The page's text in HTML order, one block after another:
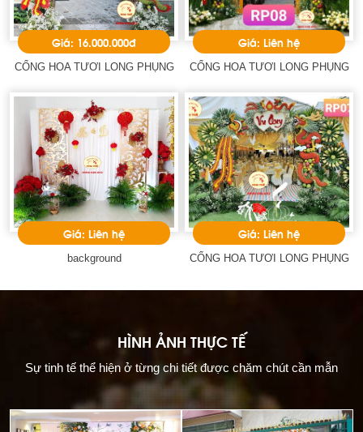
Giá: 16.000.000đ
CỔNG HOA TƯƠI LONG PHỤNG
Giá: Liên hệ
CỔNG HOA TƯƠI LONG PHỤNG
Giá: Liên hệ
background
Giá: Liên hệ
CỔNG HOA TƯƠI LONG PHỤNG
HÌNH ẢNH THỰC TẾ
Sự tinh tế thể hiện ở từng chi tiết được chăm chút cần mẫn